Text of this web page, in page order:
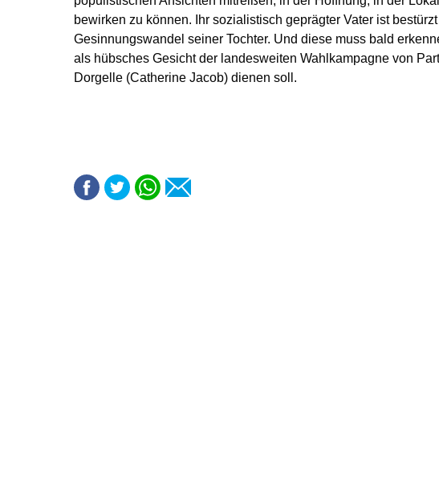
bewirken zu können. Ihr sozialistisch geprägter Vater ist
Gesinnungswandel seiner Tochter. Und diese muss bald
als hübsches Gesicht der landesweiten Wahlkampagne von
Dorgelle (Catherine Jacob) dienen soll.